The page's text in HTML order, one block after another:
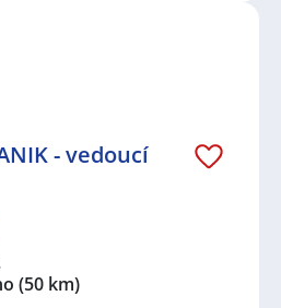
- vedoucí
(50 km)